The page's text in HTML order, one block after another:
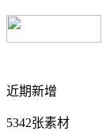
近期新增
5342张素材